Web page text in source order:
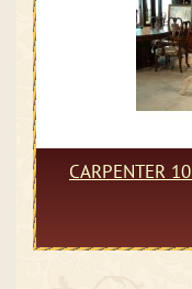
CARPENTER